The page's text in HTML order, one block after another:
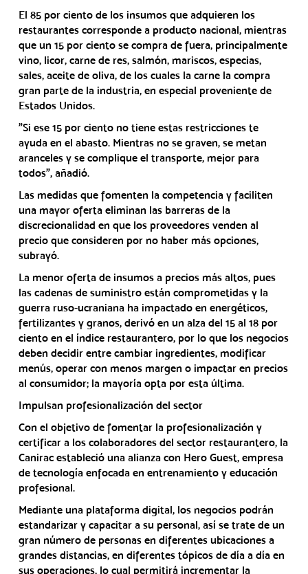
El 85 por ciento de los insumos que adquieren los
restaurantes corresponde a producto nacional, mientras
que un 15 por ciento se compra de fuera, principalmente
vino, licor, carne de res, salmón, mariscos, especias,
sales, aceite de oliva, de los cuales la carne la compra
gran parte de la industria, en especial proveniente de
Estados Unidos.
"Si ese 15 por ciento no tiene estas restricciones te
ayuda en el abasto. Mientras no se graven, se metan
aranceles y se complique el transporte, mejor para
todos", añadió.
Las medidas que fomenten la competencia y faciliten
una mayor oferta eliminan las barreras de la
discrecionalidad en que los proveedores venden al
precio que consideren por no haber más opciones,
subrayó.
La menor oferta de insumos a precios más altos, pues
las cadenas de suministro están comprometidas y la
guerra ruso-ucraniana ha impactado en energéticos,
fertilizantes y granos, derivó en un alza del 15 al 18 por
ciento en el índice restaurantero, por lo que los negocios
deben decidir entre cambiar ingredientes, modificar
menús, operar con menos margen o impactar en precios
al consumidor; la mayoría opta por esta última.
Impulsan profesionalización del sector
Con el objetivo de fomentar la profesionalización y
certificar a los colaboradores del sector restaurantero, la
Canirac estableció una alianza con Hero Guest, empresa
de tecnología enfocada en entrenamiento y educación
profesional.
Mediante una plataforma digital, los negocios podrán
estandarizar y capacitar a su personal, así se trate de un
gran número de personas en diferentes ubicaciones a
grandes distancias, en diferentes tópicos de día a día en
sus operaciones, lo cual permitirá incrementar la